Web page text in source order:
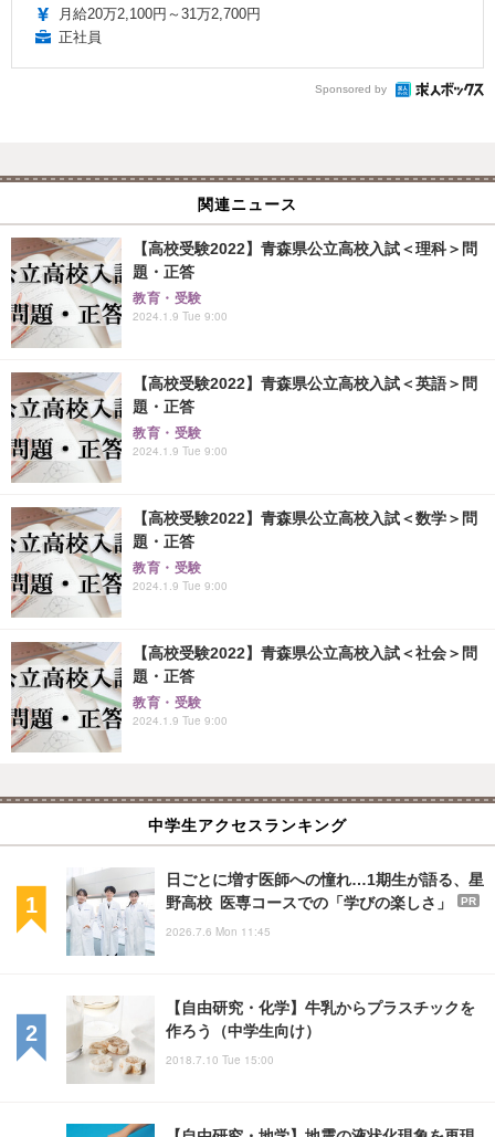
月給20万2,100円～31万2,700円
正社員
Sponsored by
関連ニュース
【高校受験2022】青森県公立高校入試＜理科＞問
題・正答
教育・受験
2024.1.9 Tue 9:00
【高校受験2022】青森県公立高校入試＜英語＞問
題・正答
教育・受験
2024.1.9 Tue 9:00
【高校受験2022】青森県公立高校入試＜数学＞問
題・正答
教育・受験
2024.1.9 Tue 9:00
【高校受験2022】青森県公立高校入試＜社会＞問
題・正答
教育・受験
2024.1.9 Tue 9:00
中学生アクセスランキング
日ごとに増す医師への憧れ…1期生が語る、星
野高校 医専コースでの「学びの楽しさ」
PR
2026.7.6 Mon 11:45
【自由研究・化学】牛乳からプラスチックを
作ろう（中学生向け）
2018.7.10 Tue 15:00